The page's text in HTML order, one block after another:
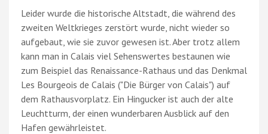
Leider wurde die historische Altstadt, die während des
zweiten Weltkrieges zerstört wurde, nicht wieder so
aufgebaut, wie sie zuvor gewesen ist. Aber trotz allem
kann man in Calais viel Sehenswertes bestaunen wie
zum Beispiel das Renaissance-Rathaus und das Denkmal
Les Bourgeois de Calais ("Die Bürger von Calais") auf
dem Rathausvorplatz. Ein Hingucker ist auch der alte
Leuchtturm, der einen wunderbaren Ausblick auf den
Hafen gewährleistet.